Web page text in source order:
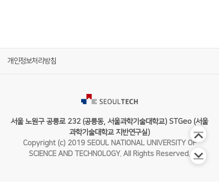
개인정보처리방침
서울 노원구 공릉로 232 (공릉동, 서울과학기술대학교) STGeo (서울
과학기술대학교 지반연구실)
Copyright (c) 2019 SEOUL NATIONAL UNIVERSITY OF
SCIENCE AND TECHNOLOGY. All Rights Reserved.